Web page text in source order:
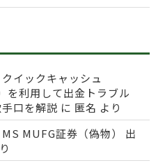
イックキャッシュ
利用して出金トラブル
口を解説 に 匿名 より
MS MUFG証券（偽物） 出